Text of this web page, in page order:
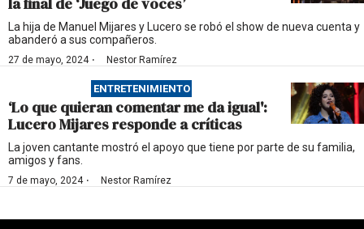
La hija de Manuel Mijares y Lucero se robó el show de nueva cuenta y
abanderó a sus compañeros.
27 de mayo, 2024· Nestor Ramírez
ENTRETENIMIENTO
‘Lo que quieran comentar me da igual':
Lucero Mijares responde a críticas
La joven cantante mostró el apoyo que tiene por parte de su familia,
amigos y fans.
7 de mayo, 2024· Nestor Ramírez